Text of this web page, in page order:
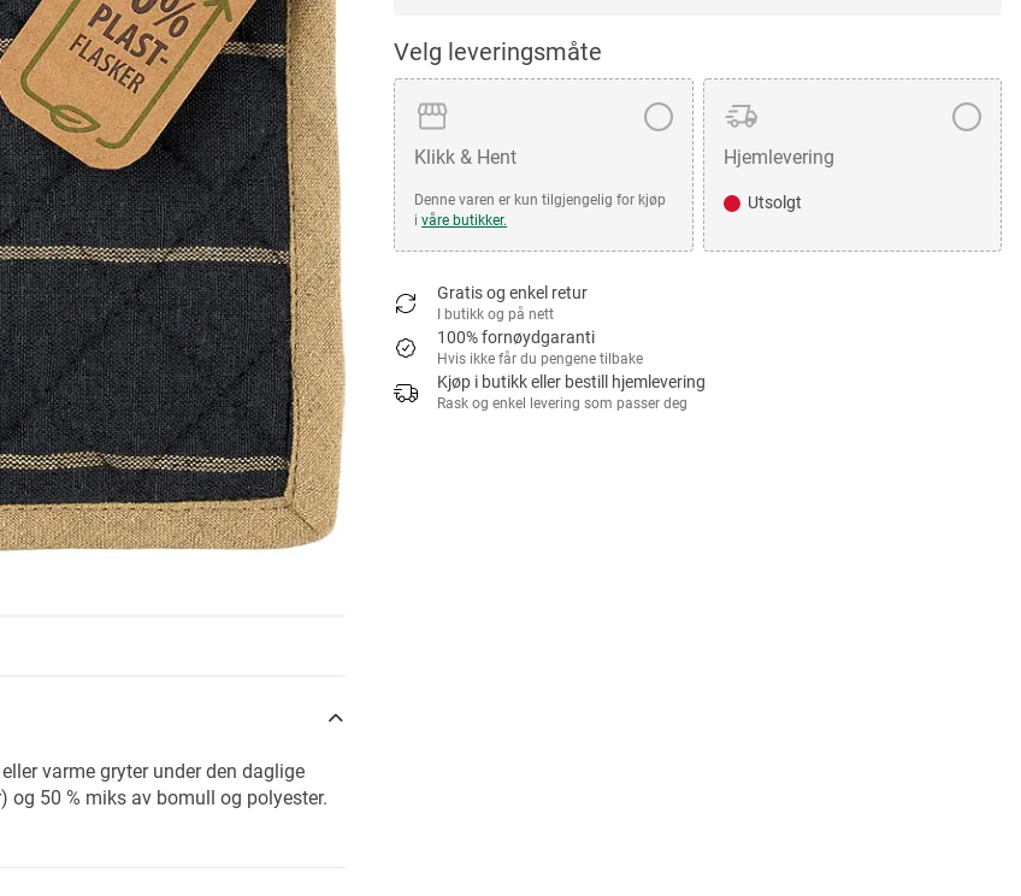
Velg leveringsmåte
Klikk & Hent
Denne varen er kun tilgjengelig for kjøp
ivåre butikker.
Hjemlevering
Utsolgt
Gratis og enkel retur
I butikk og på nett
100% fornøydgaranti
Hvis ikke får du pengene tilbake
Kjøp i butikk eller bestill hjemlevering
Rask og enkel levering som passer deg
varme gryter under den daglige
og 50 % miks av bomull og polyester.